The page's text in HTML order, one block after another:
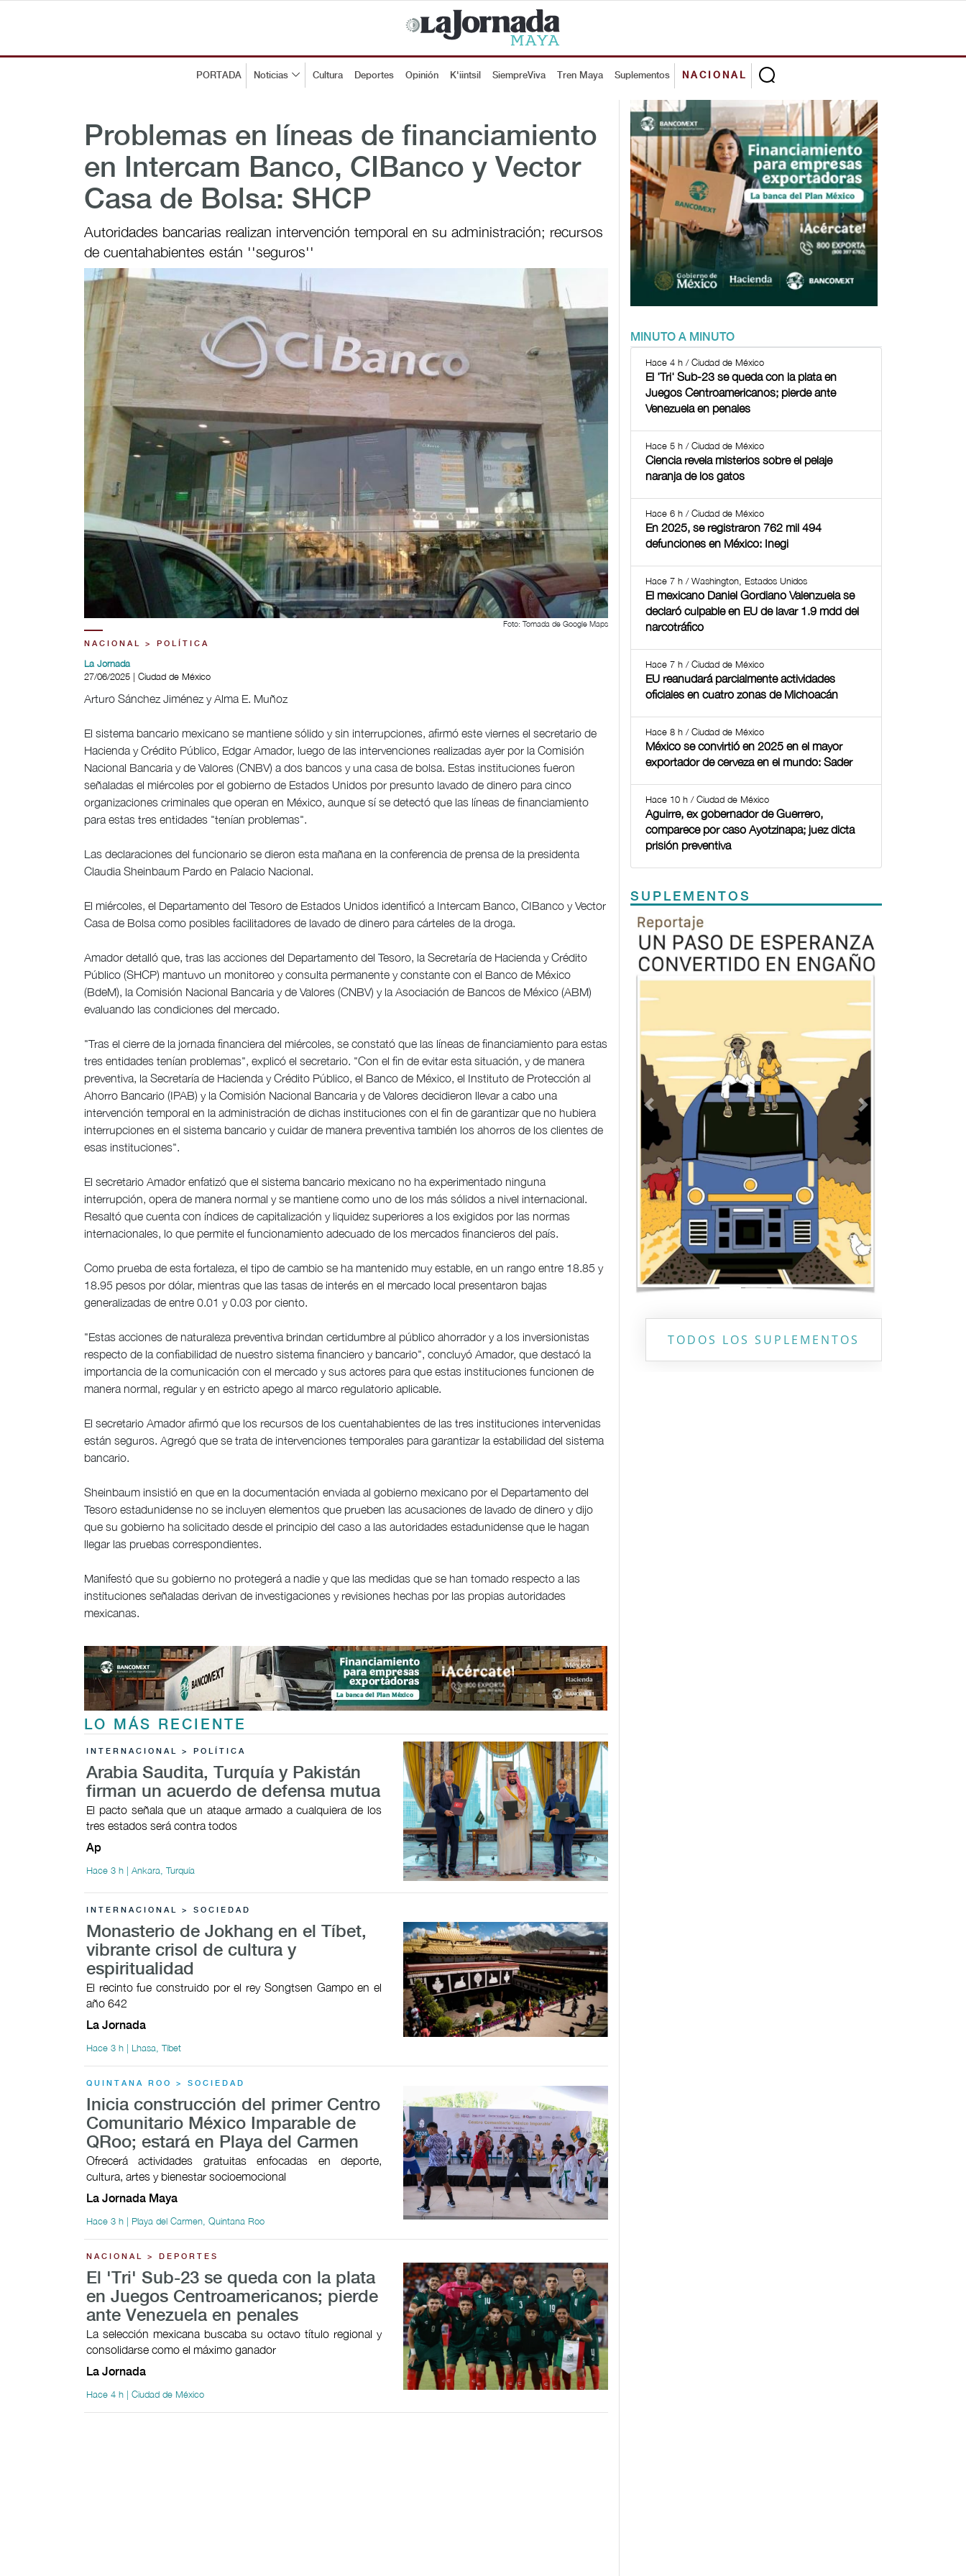
PORTADA Noticias Cultura Deportes Opinión K'iintsil SiempreViva Tren Maya Suplementos NACIONAL
Problemas en líneas de financiamiento
en Intercam Banco, CIBanco y Vector
Casa de Bolsa: SHCP
Autoridades bancarias realizan intervención temporal en su administración; recursos
de cuentahabientes están ''seguros''
Foto: Tomada de Google Maps
NACIONAL > POLÍTICA
La Jornada
27/06/2025 | Ciudad de México
Arturo Sánchez Jiménez y Alma E. Muñoz
El sistema bancario mexicano se mantiene sólido y sin interrupciones, afirmó este viernes el secretario de
Hacienda y Crédito Público, Edgar Amador, luego de las intervenciones realizadas ayer por la Comisión
Nacional Bancaria y de Valores (CNBV) a dos bancos y una casa de bolsa. Estas instituciones fueron
señaladas el miércoles por el gobierno de Estados Unidos por presunto lavado de dinero para cinco
organizaciones criminales que operan en México, aunque sí se detectó que las líneas de financiamiento
para estas tres entidades "tenían problemas".
Las declaraciones del funcionario se dieron esta mañana en la conferencia de prensa de la presidenta
Claudia Sheinbaum Pardo en Palacio Nacional.
El miércoles, el Departamento del Tesoro de Estados Unidos identificó a Intercam Banco, CIBanco y Vector
Casa de Bolsa como posibles facilitadores de lavado de dinero para cárteles de la droga.
Amador detalló que, tras las acciones del Departamento del Tesoro, la Secretaría de Hacienda y Crédito
Público (SHCP) mantuvo un monitoreo y consulta permanente y constante con el Banco de México
(BdeM), la Comisión Nacional Bancaria y de Valores (CNBV) y la Asociación de Bancos de México (ABM)
evaluando las condiciones del mercado.
"Tras el cierre de la jornada financiera del miércoles, se constató que las líneas de financiamiento para estas
tres entidades tenían problemas", explicó el secretario. "Con el fin de evitar esta situación, y de manera
preventiva, la Secretaría de Hacienda y Crédito Público, el Banco de México, el Instituto de Protección al
Ahorro Bancario (IPAB) y la Comisión Nacional Bancaria y de Valores decidieron llevar a cabo una
intervención temporal en la administración de dichas instituciones con el fin de garantizar que no hubiera
interrupciones en el sistema bancario y cuidar de manera preventiva también los ahorros de los clientes de
esas instituciones".
El secretario Amador enfatizó que el sistema bancario mexicano no ha experimentado ninguna
interrupción, opera de manera normal y se mantiene como uno de los más sólidos a nivel internacional.
Resaltó que cuenta con índices de capitalización y liquidez superiores a los exigidos por las normas
internacionales, lo que permite el funcionamiento adecuado de los mercados financieros del país.
Como prueba de esta fortaleza, el tipo de cambio se ha mantenido muy estable, en un rango entre 18.85 y
18.95 pesos por dólar, mientras que las tasas de interés en el mercado local presentaron bajas
generalizadas de entre 0.01 y 0.03 por ciento.
"Estas acciones de naturaleza preventiva brindan certidumbre al público ahorrador y a los inversionistas
respecto de la confiabilidad de nuestro sistema financiero y bancario", concluyó Amador, que destacó la
importancia de la comunicación con el mercado y sus actores para que estas instituciones funcionen de
manera normal, regular y en estricto apego al marco regulatorio aplicable.
El secretario Amador afirmó que los recursos de los cuentahabientes de las tres instituciones intervenidas
están seguros. Agregó que se trata de intervenciones temporales para garantizar la estabilidad del sistema
bancario.
Sheinbaum insistió en que en la documentación enviada al gobierno mexicano por el Departamento del
Tesoro estadunidense no se incluyen elementos que prueben las acusaciones de lavado de dinero y dijo
que su gobierno ha solicitado desde el principio del caso a las autoridades estadunidense que le hagan
llegar las pruebas correspondientes.
Manifestó que su gobierno no protegerá a nadie y que las medidas que se han tomado respecto a las
instituciones señaladas derivan de investigaciones y revisiones hechas por las propias autoridades
mexicanas.
LO MÁS RECIENTE
INTERNACIONAL > POLÍTICA
Arabia Saudita, Turquía y Pakistán
firman un acuerdo de defensa mutua
El pacto señala que un ataque armado a cualquiera de los
tres estados será contra todos
Ap
Hace 3 h | Ankara, Turquía
INTERNACIONAL > SOCIEDAD
Monasterio de Jokhang en el Tíbet,
vibrante crisol de cultura y
espiritualidad
El recinto fue construido por el rey Songtsen Gampo en el
año 642
La Jornada
Hace 3 h | Lhasa, Tíbet
QUINTANA ROO > SOCIEDAD
Inicia construcción del primer Centro
Comunitario México Imparable de
QRoo; estará en Playa del Carmen
Ofrecerá actividades gratuitas enfocadas en deporte,
cultura, artes y bienestar socioemocional
La Jornada Maya
Hace 3 h | Playa del Carmen, Quintana Roo
NACIONAL > DEPORTES
El 'Tri' Sub-23 se queda con la plata
en Juegos Centroamericanos; pierde
ante Venezuela en penales
La selección mexicana buscaba su octavo título regional y
consolidarse como el máximo ganador
La Jornada
Hace 4 h | Ciudad de México
MINUTO A MINUTO
Hace 4 h / Ciudad de México
El 'Tri' Sub-23 se queda con la plata en
Juegos Centroamericanos; pierde ante
Venezuela en penales
Hace 5 h / Ciudad de México
Ciencia revela misterios sobre el pelaje
naranja de los gatos
Hace 6 h / Ciudad de México
En 2025, se registraron 762 mil 494
defunciones en México: Inegi
Hace 7 h / Washington, Estados Unidos
El mexicano Daniel Gordiano Valenzuela se
declaró culpable en EU de lavar 1.9 mdd del
narcotráfico
Hace 7 h / Ciudad de México
EU reanudará parcialmente actividades
oficiales en cuatro zonas de Michoacán
Hace 8 h / Ciudad de México
México se convirtió en 2025 en el mayor
exportador de cerveza en el mundo: Sader
Hace 10 h / Ciudad de México
Aguirre, ex gobernador de Guerrero,
comparece por caso Ayotzinapa; juez dicta
prisión preventiva
SUPLEMENTOS
Previous
TODOS LOS SUPLEMENTOS